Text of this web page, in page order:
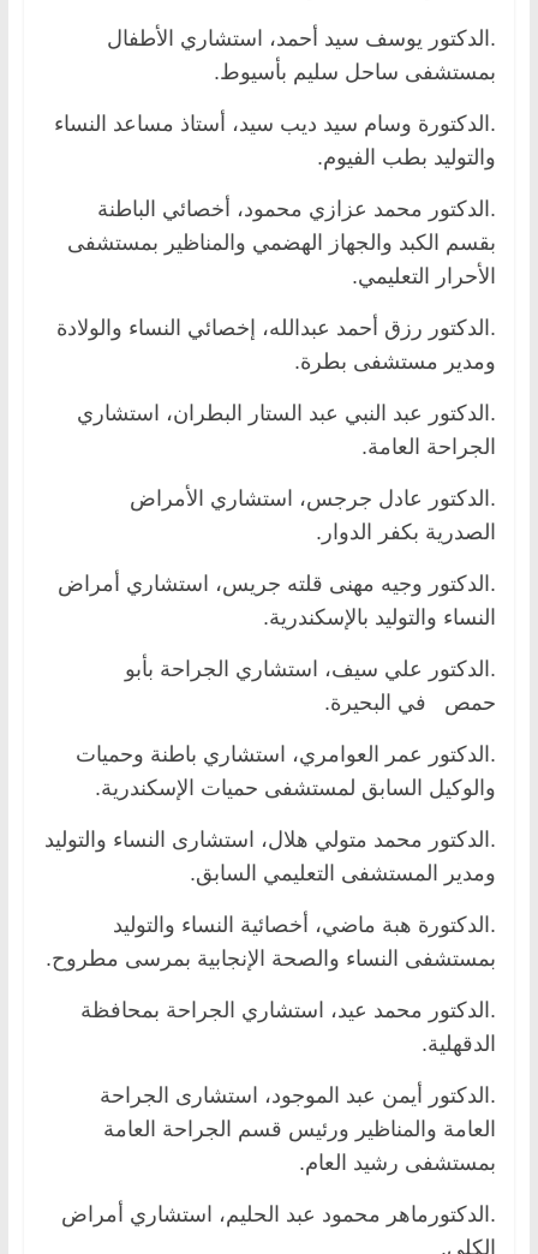
.الدكتور يوسف سيد أحمد، استشاري الأطفال
بمستشفى ساحل سليم بأسيوط.
.الدكتورة وسام سيد ديب سيد، أستاذ مساعد النساء
والتوليد بطب الفيوم.
.الدكتور محمد عزازي محمود، أخصائي الباطنة
بقسم الكبد والجهاز الهضمي والمناظير بمستشفى
الأحرار التعليمي.
.الدكتور رزق أحمد عبدالله، إخصائي النساء والولادة
ومدير مستشفى بطرة.
.الدكتور عبد النبي عبد الستار البطران، استشاري
الجراحة العامة.
.الدكتور عادل جرجس، استشاري الأمراض
الصدرية بكفر الدوار.
.الدكتور وجيه مهنى قلته جريس، استشاري أمراض
النساء والتوليد بالإسكندرية.
.الدكتور علي سيف، استشاري الجراحة بأبو
حمص في البحيرة.
.الدكتور عمر العوامري، استشاري باطنة وحميات
والوكيل السابق لمستشفى حميات الإسكندرية.
.الدكتور محمد متولي هلال، استشارى النساء والتوليد
ومدير المستشفى التعليمي السابق.
.الدكتورة هبة ماضي، أخصائية النساء والتوليد
بمستشفى النساء والصحة الإنجابية بمرسى مطروح.
.الدكتور محمد عيد، استشاري الجراحة بمحافظة
الدقهلية.
.الدكتور أيمن عبد الموجود، استشارى الجراحة
العامة والمناظير ورئيس قسم الجراحة العامة
بمستشفى رشيد العام.
.الدكتورماهر محمود عبد الحليم، استشاري أمراض
الكلي.